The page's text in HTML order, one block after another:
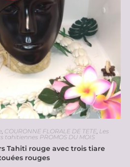
, COURONNE FLORALE DE TETE, Les
tahitiennes PROMOS DU MOIS
Tahiti rouge avec trois tiare
rouges